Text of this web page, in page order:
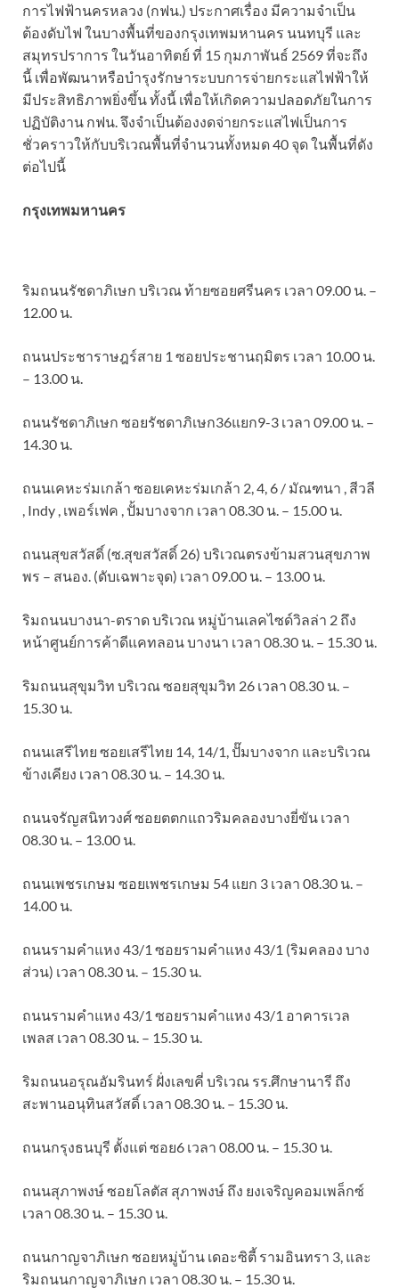
การไฟฟ้านครหลวง (กฟน.) ประกาศเรื่อง มีความจำเป็น
ต้องดับไฟ ในบางพื้นที่ของกรุงเทพมหานคร นนทบุรี และ
สมุทรปราการ ในวันอาทิตย์ ที่ 15 กุมภาพันธ์ 2569 ที่จะถึง
นี้ เพื่อพัฒนาหรือบำรุงรักษาระบบการจ่ายกระแสไฟฟ้าให้
มีประสิทธิภาพยิ่งขึ้น ทั้งนี้ เพื่อให้เกิดความปลอดภัยในการ
ปฏิบัติงาน กฟน. จึงจำเป็นต้องงดจ่ายกระแสไฟเป็นการ
ชั่วคราวให้กับบริเวณพื้นที่จำนวนทั้งหมด 40 จุด ในพื้นที่ดัง
ต่อไปนี้
กรุงเทพมหานคร
ริมถนนรัชดาภิเษก บริเวณ ท้ายซอยศรีนคร เวลา 09.00 น. –
12.00 น.
ถนนประชาราษฎร์สาย 1 ซอยประชานฤมิตร เวลา 10.00 น.
– 13.00 น.
ถนนรัชดาภิเษก ซอยรัชดาภิเษก36แยก9-3 เวลา 09.00 น. –
14.30 น.
ถนนเคหะร่มเกล้า ซอยเคหะร่มเกล้า 2, 4, 6 / มัณฑนา , สีวลี
, Indy , เพอร์เฟค , ปั้มบางจาก เวลา 08.30 น. – 15.00 น.
ถนนสุขสวัสดิ์ (ซ.สุขสวัสดิ์ 26) บริเวณตรงข้ามสวนสุขภาพ
พร – สนอง. (ดับเฉพาะจุด) เวลา 09.00 น. – 13.00 น.
ริมถนนบางนา-ตราด บริเวณ หมู่บ้านเลคไซด์วิลล่า 2 ถึง
หน้าศูนย์การค้าดีแคทลอน บางนา เวลา 08.30 น. – 15.30 น.
ริมถนนสุขุมวิท บริเวณ ซอยสุขุมวิท 26 เวลา 08.30 น. –
15.30 น.
ถนนเสรีไทย ซอยเสรีไทย 14, 14/1, ปั๊มบางจาก และบริเวณ
ข้างเคียง เวลา 08.30 น. – 14.30 น.
ถนนจรัญสนิทวงศ์ ซอยตตกแถวริมคลองบางยี่ขัน เวลา
08.30 น. – 13.00 น.
ถนนเพชรเกษม ซอยเพชรเกษม 54 แยก 3 เวลา 08.30 น. –
14.00 น.
ถนนรามคำแหง 43/1 ซอยรามคำแหง 43/1 (ริมคลอง บาง
ส่วน) เวลา 08.30 น. – 15.30 น.
ถนนรามคำแหง 43/1 ซอยรามคำแหง 43/1 อาคารเวล
เพลส เวลา 08.30 น. – 15.30 น.
ริมถนนอรุณอัมรินทร์ ฝั่งเลขคี่ บริเวณ รร.ศึกษานารี ถึง
สะพานอนุทินสวัสดิ์ เวลา 08.30 น. – 15.30 น.
ถนนกรุงธนบุรี ตั้งแต่ ซอย6 เวลา 08.00 น. – 15.30 น.
ถนนสุภาพงษ์ ซอยโลตัส สุภาพงษ์ ถึง ยงเจริญคอมเพล็กซ์
เวลา 08.30 น. – 15.30 น.
ถนนกาญจาภิเษก ซอยหมู่บ้าน เดอะซิตี้ รามอินทรา 3, และ
ริมถนนกาญจาภิเษก เวลา 08.30 น. – 15.30 น.